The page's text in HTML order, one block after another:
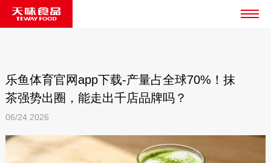
乐鱼体育官网app下载-产量占全球70%！抹
茶强势出圈，能走出千店品牌吗？
06/24 2026